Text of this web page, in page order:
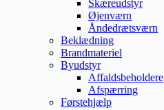
Skæreudstyr
Øjenværn
Åndedrætsværn
Beklædning
Brandmateriel
Byudstyr
Affaldsbeholdere
Afspærring
Førstehjælp